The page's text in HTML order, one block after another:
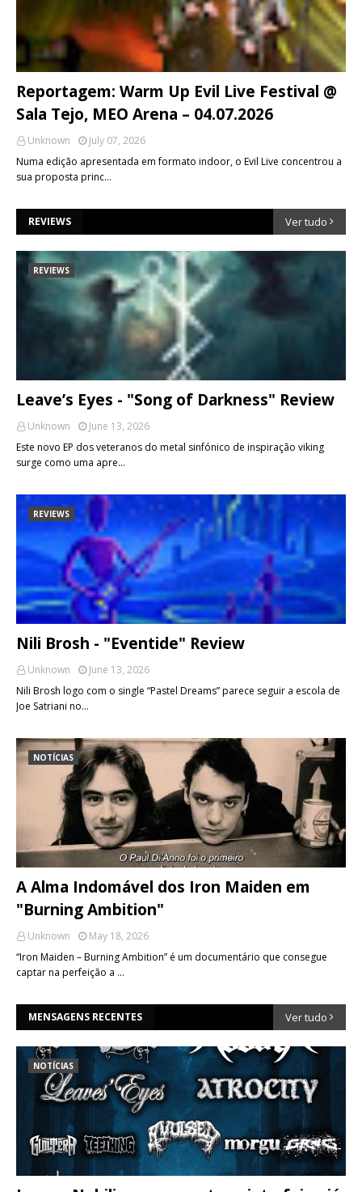
Reportagem: Warm Up Evil Live Festival @
Sala Tejo, MEO Arena – 04.07.2026
Unknown
July 07, 2026
Numa edição apresentada em formato indoor, o Evil Live concentrou a
sua proposta princ…
REVIEWS Ver tudo
REVIEWS
Leave’s Eyes - "Song of Darkness" Review
Unknown
June 13, 2026
Este novo EP dos veteranos do metal sinfónico de inspiração viking
surge como uma apre…
REVIEWS
Nili Brosh - "Eventide" Review
Unknown
June 13, 2026
Nili Brosh logo com o single “Pastel Dreams” parece seguir a escola de
Joe Satriani no…
NOTÍCIAS
A Alma Indomável dos Iron Maiden em
"Burning Ambition"
Unknown
May 18, 2026
“Iron Maiden – Burning Ambition” é um documentário que consegue
captar na perfeição a …
MENSAGENS RECENTES Ver tudo
NOTÍCIAS